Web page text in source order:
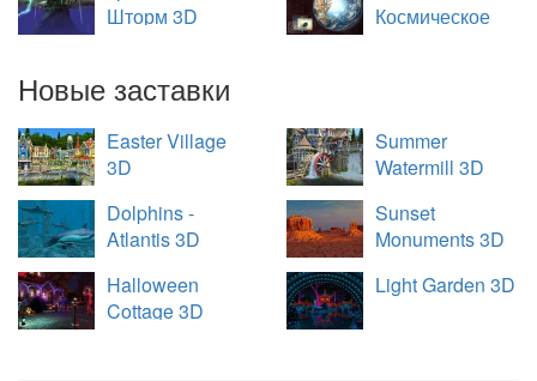
Шторм 3D
Космическое
Новые заставки
Easter Village
3D
Summer
Watermill 3D
Dolphins -
Atlantis 3D
Sunset
Monuments 3D
Halloween
Cottage 3D
Light Garden 3D